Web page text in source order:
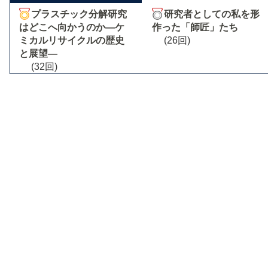
プラスチック分解研究
はどこへ向かうのか―ケ
ミカルリサイクルの歴史
と展望―
(32回)
研究者としての私を形
作った「師匠」たち
(26回)